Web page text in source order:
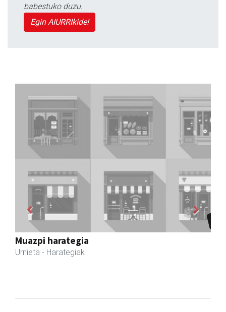
babestuko duzu.
Egin AIURRIkide!
Magale Ikastetxea
Urnieta - Hezkuntza
Previous Next
Agenda